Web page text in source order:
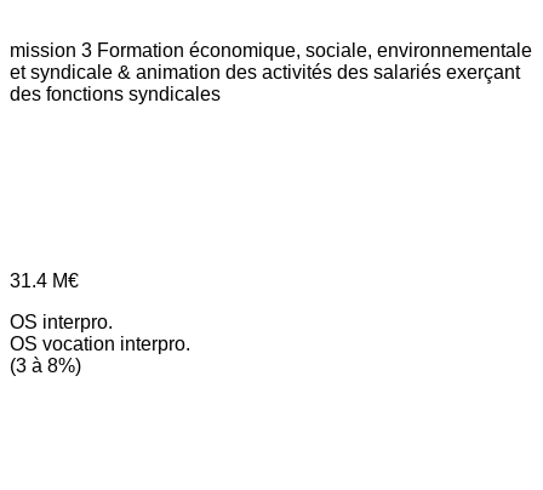
mission 3 Formation économique, sociale, environnementale
et syndicale & animation des activités des salariés exerçant
des fonctions syndicales
31.4 M€
OS interpro.
OS vocation interpro.
(3 à 8%)